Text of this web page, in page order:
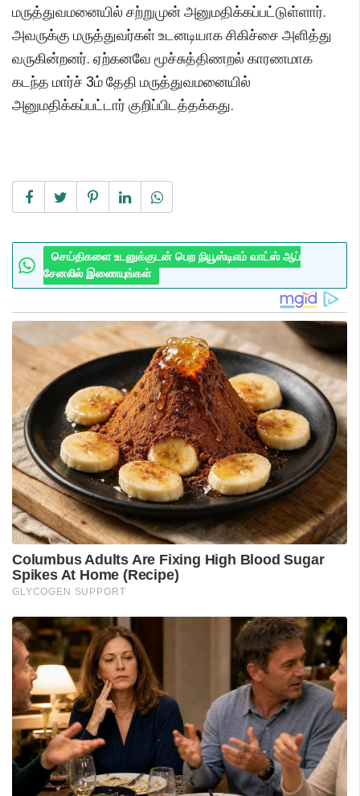
மருத்துவமனையில் சற்றுமுன் அனுமதிக்கப்பட்டுள்ளார்.
அவருக்கு மருத்துவர்கள் உடனடியாக சிகிச்சை அளித்து
வருகின்றனர். ஏற்கனவே மூச்சுத்திணறல் காரணமாக
கடந்த மார்ச் 3ம் தேதி மருத்துவமனையில்
அனுமதிக்கப்பட்டார் குறிப்பிடத்தக்கது.
செய்திகளை உடனுக்குடன் பெற நியூஸ்டிஎம் வாட்ஸ் ஆப்
சேனலில் இணையுங்கள்